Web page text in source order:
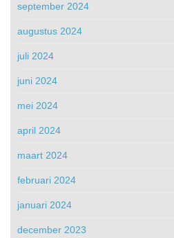
september 2024
augustus 2024
juli 2024
juni 2024
mei 2024
april 2024
maart 2024
februari 2024
januari 2024
december 2023